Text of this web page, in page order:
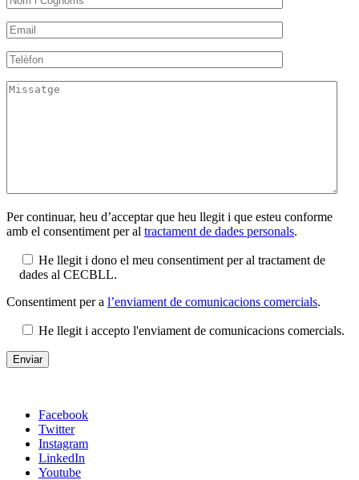
Per continuar, heu d’acceptar que heu llegit i que esteu conforme
amb el consentiment per al tractament de dades personals.
He llegit i dono el meu consentiment per al tractament de
dades al CECBLL.
Consentiment per a l’enviament de comunicacions comercials.
He llegit i accepto l'enviament de comunicacions comercials.
Facebook
Twitter
Instagram
LinkedIn
Youtube